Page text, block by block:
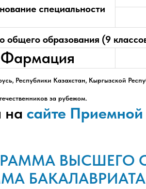
специальности
общего образования (9
Фармация
Республики Казахстан, Кыргызской
за рубежом.
на сайте
ВЫСШЕГО
БАКАЛАВРИАТА